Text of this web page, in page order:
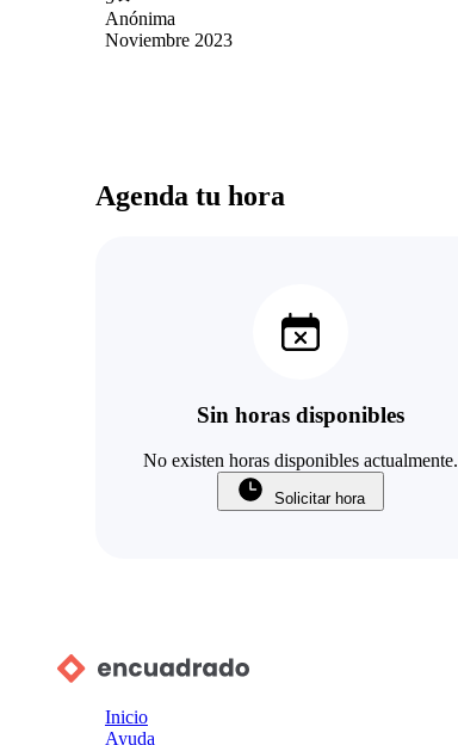
Anónima
Noviembre 2023
Agenda tu hora
Sin horas disponibles
No existen horas disponibles actualmente.
Solicitar hora
Inicio
Ayuda